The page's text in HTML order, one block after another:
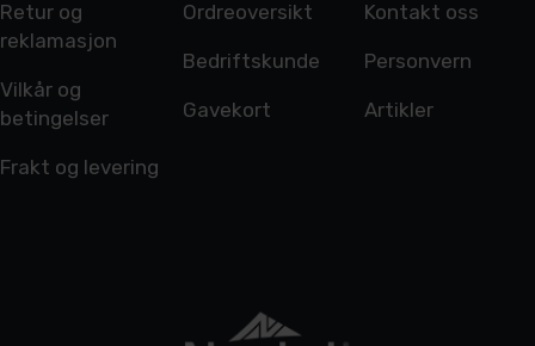
Retur og
reklamasjon
Vilkår og
betingelser
Frakt og levering
Ordreoversikt
Bedriftskunde
Gavekort
Kontakt oss
Personvern
Artikler